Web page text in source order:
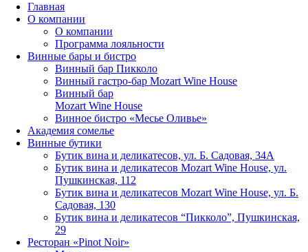
Главная
О компании
О компании
Программа лояльности
Винные бары и бистро
Винный бар Пикколо
Винный гастро-бар Mozart Wine House
Винный бар
Mozart Wine House
Винное бистро «Месье Оливье»
Академия сомелье
Винные бутики
Бутик вина и деликатесов, ул. Б. Садовая, 34А
Бутик вина и деликатесов Mozart Wine House, ул.
Пушкинская, 112
Бутик вина и деликатесов Mozart Wine House, ул. Б.
Садовая, 130
Бутик вина и деликатесов “Пикколо”, Пушкинская,
29
Ресторан «Pinot Noir»